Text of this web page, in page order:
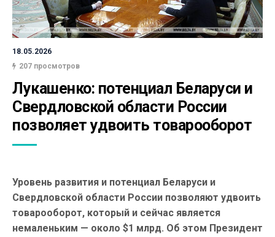
18.05.2026
207 просмотров
Лукашенко: потенциал Беларуси и
Свердловской области России
позволяет удвоить товарооборот
Уровень развития и потенциал Беларуси и
Свердловской области России позволяют удвоить
товарооборот, который и сейчас является
немаленьким — около $1 млрд. Об этом Президент